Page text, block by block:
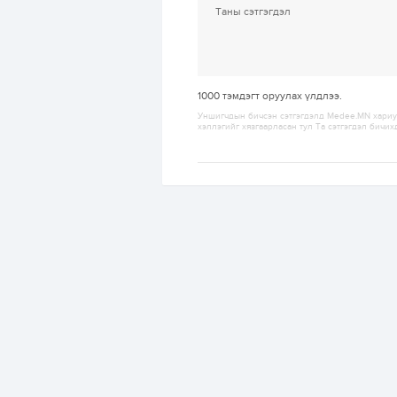
1000 тэмдэгт оруулах үлдлээ.
Уншигчдын бичсэн сэтгэгдэлд Medee.MN
хэллэгийг хязгаарласан тул Та сэтгэгдэл